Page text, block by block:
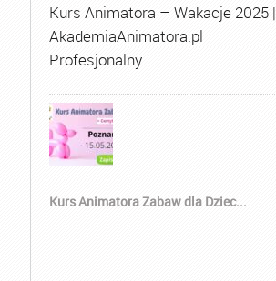
Kurs Animatora – Wakacje 2025 |
AkademiaAnimatora.pl
Profesjonalny …
Kurs Animatora Zabaw dla Dziec...